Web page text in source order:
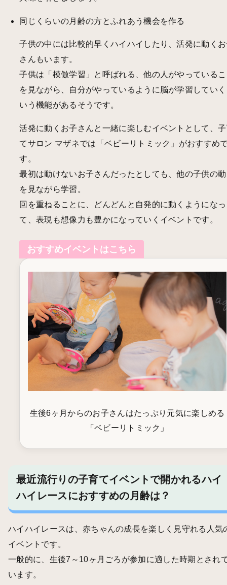
同じくらいの月齢の方とふれあう機会を作る
子供の中には比較的早くハイハイしたり、活発に動く
さんもいます。
子供は「模倣学習」と呼ばれる、他の人がやっている
を見ながら、自分がやっているように脳が学習してい
いう機能があるそうです。
活発に動くお子さんと一緒に楽しむイベントとして、
てサロン マザネでは「ベビーリトミック」がおすすめ
す。
最初は動けないお子さんだったとしても、他の子供の
を見ながら学習。
回を重ねることに、どんどんと自発的に動くようになっ
て、表現も想像力も豊かになっていくイベントです。
おすすめイベントはこちら
生後6ヶ月からのお子さんはたっぷり元気に楽しめる
「ベビーリトミック」
最近流行りの子育てイベントで開かれるハイ
ハイレースにおすすめの月齢は？
ハイハイレースは、赤ちゃんの成長を楽しく見守れる人気
イベントです。
一般的に、生後7～10ヶ月ごろが参加に適した時期とされ
います。